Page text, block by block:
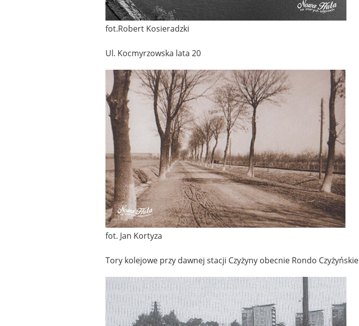
fot.Robert Kosieradzki
Ul. Kocmyrzowska lata 20
fot. Jan Kortyza
Tory kolejowe przy dawnej stacji Czyżyny obecnie Rondo Czyżyńskie